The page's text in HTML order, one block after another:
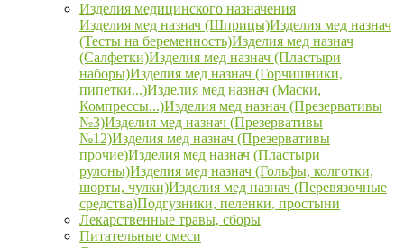
Изделия медицинского назначения
Изделия мед назнач (Шприцы)Изделия мед назнач
(Тесты на беременность)Изделия мед назнач
(Салфетки)Изделия мед назнач (Пластыри
наборы)Изделия мед назнач (Горчишники,
пипетки...)Изделия мед назнач (Маски,
Компрессы...)Изделия мед назнач (Презервативы
№3)Изделия мед назнач (Презервативы
№12)Изделия мед назнач (Презервативы
прочие)Изделия мед назнач (Пластыри
рулоны)Изделия мед назнач (Гольфы, колготки,
шорты, чулки)Изделия мед назнач (Перевязочные
средства)Подгузники, пеленки, простыни
Лекарственные травы, сборы
Питательные смеси